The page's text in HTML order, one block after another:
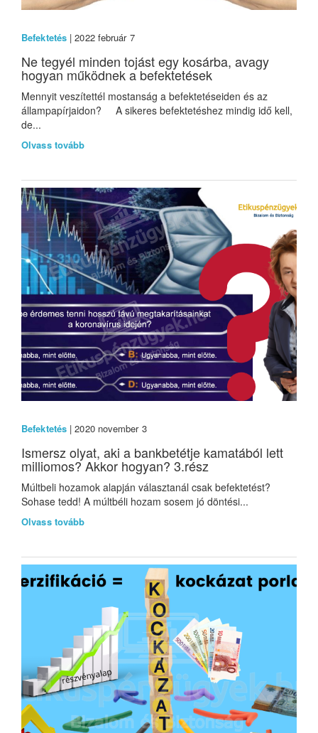
Befektetés | 2022 február 7
Ne tegyél minden tojást egy kosárba, avagy
hogyan működnek a befektetések
Mennyit veszítettél mostanság a befektetéseiden és az
állampapírjaidon? A sikeres befektetéshez mindig idő kell,
de...
Olvass tovább
Befektetés | 2020 november 3
Ismersz olyat, aki a bankbetétje kamatából lett
milliomos? Akkor hogyan? 3.rész
Múltbeli hozamok alapján választanál csak befektetést?
Sohase tedd! A múltbéli hozam sosem jó döntési...
Olvass tovább